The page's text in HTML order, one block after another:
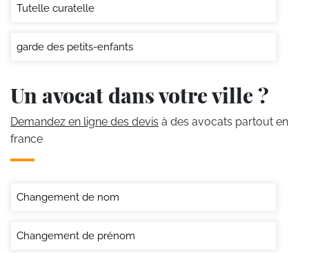
Tutelle curatelle
garde des petits-enfants
Un avocat dans votre ville ?
Demandez en ligne des devis à des avocats partout en
france
Changement de nom
Changement de prénom